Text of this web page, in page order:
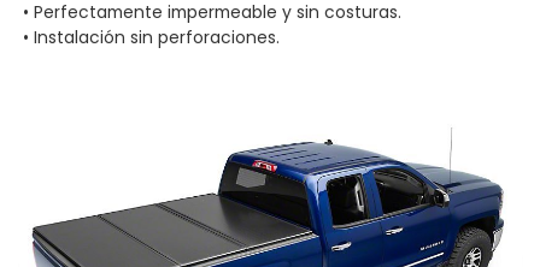
• Perfectamente impermeable y sin costuras.
• Instalación sin perforaciones.